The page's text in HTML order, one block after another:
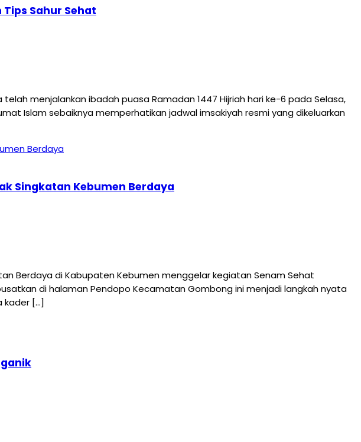
Sahur Sehat
menjalankan ibadah puasa Ramadan 1447 Hijriah hari ke-6 pada Selasa,
Islam sebaiknya memperhatikan jadwal imsakiyah resmi yang dikeluarkan
Singkatan Kebumen Berdaya
Berdaya di Kabupaten Kebumen menggelar kegiatan Senam Sehat
di halaman Pendopo Kecamatan Gombong ini menjadi langkah nyata
kader […]